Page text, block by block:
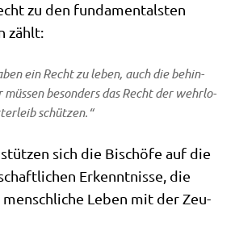
zu den fun­da­men­tal­sten
zählt:
ein Recht zu leben, auch die behin­
beson­ders das Recht der wehr­lo­
schützen.“
sich die Bischö­fe auf die
Erkennt­nis­se, die
mensch­li­che Leben mit der Zeu­